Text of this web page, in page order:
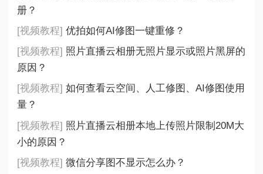
册？
[视频教程] 优拍如何AI修图一键重修？
[视频教程] 照片直播云相册无照片显示或照片黑屏的
原因？
[视频教程] 如何查看云空间、人工修图、AI修图使用
量？
[视频教程] 照片直播云相册本地上传照片限制20M大
小的原因？
[视频教程] 微信分享图不显示怎么办？